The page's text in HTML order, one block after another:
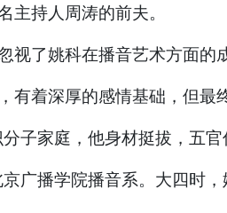
主持人周涛的前夫。
了姚科在播音艺术方面的
有着深厚的感情基础，但
子家庭，他身材挺拔，五官
广播学院播音系。大四时